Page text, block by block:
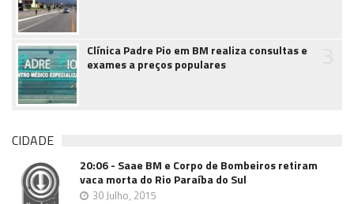
Clínica Padre Pio em BM realiza consultas e
exames a preços populares
CIDADE
20:06 - Saae BM e Corpo de Bombeiros retiram
vaca morta do Rio Paraíba do Sul
30 Julho, 2015